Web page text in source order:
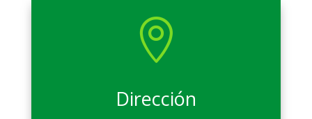

Dirección